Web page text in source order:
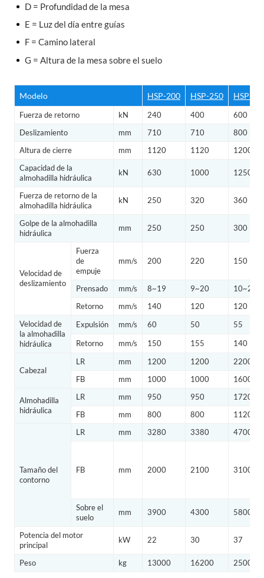
D = Profundidad de la mesa
E = Luz del día entre guías
F = Camino lateral
G = Altura de la mesa sobre el suelo
Modelo HSP-200 HSP-250 HSP-
Fuerza de retorno kN 240 400
600
Deslizamiento
mm 710 710
800
Altura de cierre
mm 1120 1120
1200
Capacidad de la
almohadilla hidráulica
kN 630 1000 1250
Fuerza de retorno de la
almohadilla hidráulica
kN 250 320 360
Golpe de la almohadilla
hidráulica
mm 250 250 300
Velocidad de
deslizamiento
Fuerza
de
empuje
mm/s 200 220 150
Prensado mm/s 8~19 9~20
10~22
Retorno
mm/s 140 120
120
Velocidad de
la almohadilla
hidráulica
Expulsión mm/s 60 50
55
Retorno
mm/s 150 155 140
Cabezal
LR mm 1200 1200
2200
FB
mm 1000 1000 1600
Almohadilla
hidráulica
LR mm 950 950
1720
FB
mm 800 800 1120
Tamaño del
contorno
LR mm 3280 3380 4700
FB mm 2000 2100 3100
Sobre el
suelo
mm 3900 4300 5800
Potencia del motor
principal
kW 22 30 37
Peso kg 13000 16200 25000